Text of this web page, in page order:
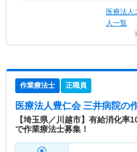
医療法
人一覧
作業療法士 正職員
医療法人豊仁会 三井病院の
【埼玉県／川越市】有給消化
で作業療法士募集！